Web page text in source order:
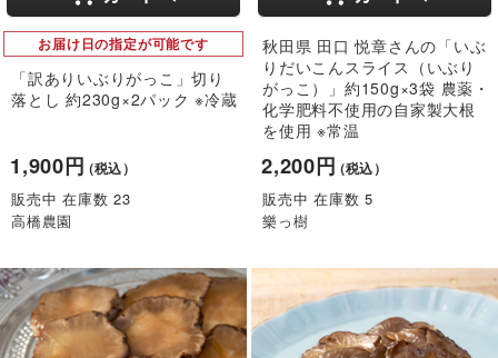
お届け日の指定が可能です
「訳ありいぶりがっこ」切り
落とし 約230g×2パック ※冷蔵
1,900円（税込）
販売中 在庫数 23
高橋農園
秋田県 田口 悦章さんの「いぶ
りだいこんスライス（いぶり
がっこ）」約150g×3袋 農薬・
化学肥料不使用の自家製大根
を使用 ※常温
2,200円（税込）
販売中 在庫数 5
樂っ樹